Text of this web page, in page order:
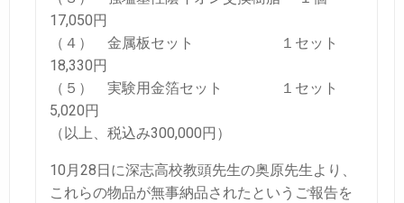
17,050円
（４） 金属板セット １セット
18,330円
（５） 実験用金箔セット １セット
5,020円
（以上、税込み300,000円）
10月28日に深志高校教頭先生の奥原先生より、
これらの物品が無事納品されたというご報告を